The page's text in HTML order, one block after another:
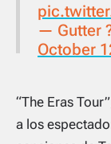
— Gutter
October
“The Eras
a los